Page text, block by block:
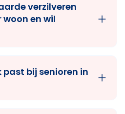
verzilveren
woon en wil
past bij senioren in